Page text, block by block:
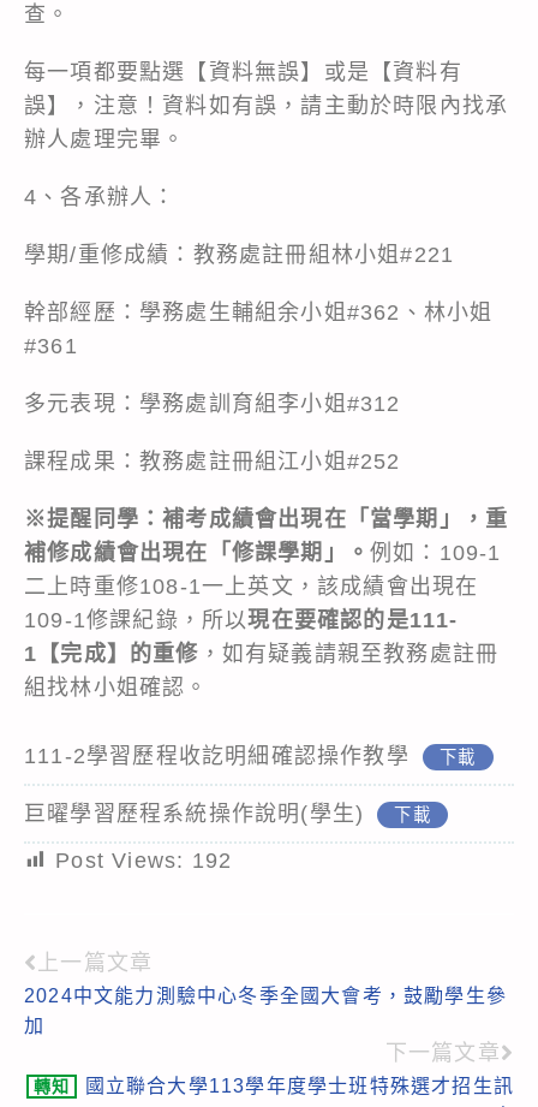
查。
每一項都要點選【資料無誤】或是【資料有
誤】，注意！資料如有誤，請主動於時限內找承
辦人處理完畢。
4、各承辦人：
學期/重修成績：教務處註冊組林小姐#221
幹部經歷：學務處生輔組余小姐#362、林小姐
#361
多元表現：學務處訓育組李小姐#312
課程成果：教務處註冊組江小姐#252
※提醒同學：補考成績會出現在「當學期」，重
補修成績會出現在「修課學期」。 例如：109-1
二上時重修108-1一上英文，該成績會出現在
109-1修課紀錄，所以現在要確認的是111-
1【完成】的重修 ，如有疑義請親至教務處註冊
組找林小姐確認。
111-2學習歷程收訖明細確認操作教學 下載
巨曜學習歷程系統操作說明(學生) 下載
Post Views: 192
Read
more
上一篇文章
2024中文能力測驗中心冬季全國大會考，鼓勵學生參
加
下一篇文章
轉知
國立聯合大學113學年度學士班特殊選才招生訊